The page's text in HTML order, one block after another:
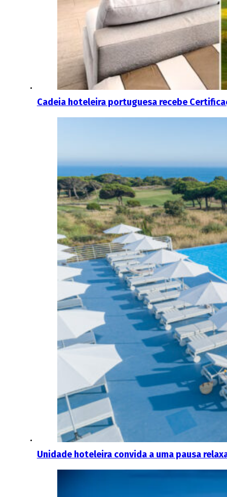
Cadeia hoteleira portuguesa recebe
Unidade hoteleira convida a uma pausa